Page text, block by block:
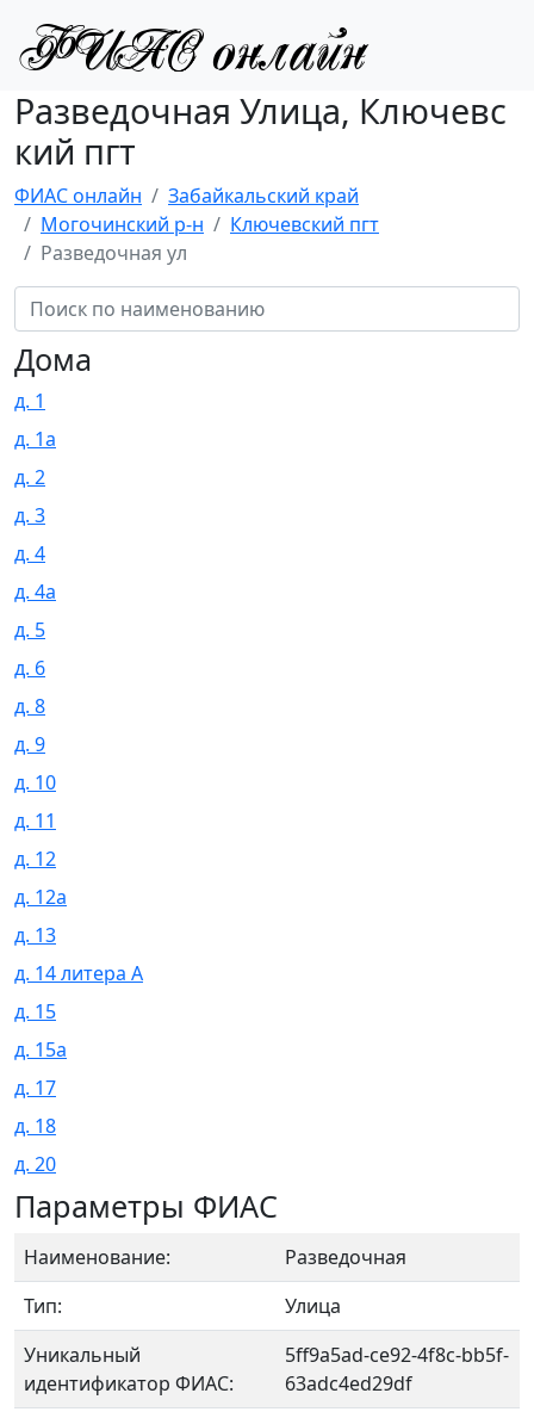
Разведочная Улица, Ключевс
кий пгт
ФИАС онлайн
Забайкальский край
Могочинский р-н
Ключевский пгт
Разведочная ул
Дома
д. 1
д. 1а
д. 2
д. 3
д. 4
д. 4а
д. 5
д. 6
д. 8
д. 9
д. 10
д. 11
д. 12
д. 12а
д. 13
д. 14 литера А
д. 15
д. 15а
д. 17
д. 18
д. 20
Параметры ФИАС
Наименование:
Разведочная
Тип:
Улица
Уникальный
идентификатор ФИАС:
5ff9a5ad-ce92-4f8c-bb5f-
63adc4ed29df